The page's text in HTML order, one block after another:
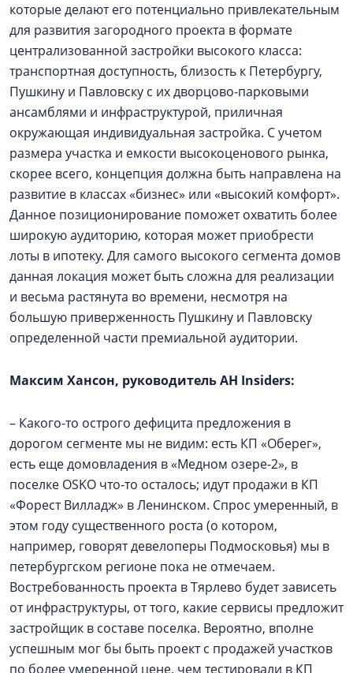
которые делают его потенциально привлекательным
для развития загородного проекта в формате
централизованной застройки высокого класса:
транспортная доступность, близость к Петербургу,
Пушкину и Павловску с их дворцово-парковыми
ансамблями и инфраструктурой, приличная
окружающая индивидуальная застройка. С учетом
размера участка и емкости высокоценового рынка,
скорее всего, концепция должна быть направлена на
развитие в классах «бизнес» или «высокий комфорт».
Данное позиционирование поможет охватить более
широкую аудиторию, которая может приобрести
лоты в ипотеку. Для самого высокого сегмента домов
данная локация может быть сложна для реализации
и весьма растянута во времени, несмотря на
большую приверженность Пушкину и Павловску
определенной части премиальной аудитории.
Максим Хансон, руководитель АН Insiders:
– Какого-то острого дефицита предложения в
дорогом сегменте мы не видим: есть КП «Оберег»,
есть еще домовладения в «Медном озере-2», в
поселке OSKO что-то осталось; идут продажи в КП
«Форест Вилладж» в Ленинском. Спрос умеренный, в
этом году существенного роста (о котором,
например, говорят девелоперы Подмосковья) мы в
петербургском регионе пока не отмечаем.
Востребованность проекта в Тярлево будет зависеть
от инфраструктуры, от того, какие сервисы предложит
застройщик в составе поселка. Вероятно, вполне
успешным мог бы быть проект с продажей участков
по более умеренной цене, чем тестировали в КП